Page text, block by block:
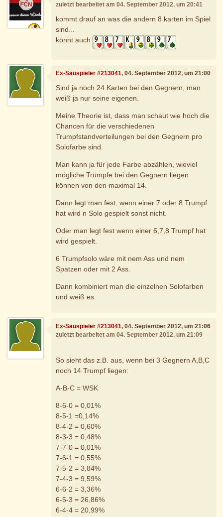
zuletzt bearbeitet am 04. September 2012, um 20:41
kommt drauf an was die andern 8 karten im Spiel
sind...
könnt auch
Ex-Sauspieler #213041, 04. September 2012, um 21:00
Sind ja noch 24 Karten bei den Gegnern, man
weiß ja nur seine eigenen.
Meine Theorie ist, dass man schaut wie hoch die
Chancen für die verschiedenen
Trumpfstandverteilungen bei den Gegnern pro
Solofarbe sind.
Man kann ja für jede Farbe abzählen, wieviel
mögliche Trümpfe bei den Gegnern liegen
können von den maximal 14.
Dann legt man fest, wenn einer 7 oder 8 Trumpf
hat wird n Solo gespielt sonst nicht.
Oder man legt fest wenn einer 6,7,8 Trumpf hat
wird gespielt.
6 Trumpfsolo wäre mit nem Ass und nem
Spatzen oder mit 2 Ass.
Dann kombiniert man die einzelnen Solofarben
und weiß es.
Ex-Sauspieler #213041, 04. September 2012, um 21:06
zuletzt bearbeitet am 04. September 2012, um 21:09
So sieht das z.B. aus, wenn bei 3 Gegnern A,B,C
noch 14 Trumpf liegen:
A-B-C = WSK
8-6-0 = 0,01%
8-5-1 =0,14%
8-4-2 = 0,60%
8-3-3 = 0,48%
7-7-0 = 0,01%
7-6-1 = 0,55%
7-5-2 = 3,84%
7-4-3 = 9,59%
6-6-2 = 3,36%
6-5-3 = 26,86%
6-4-4 = 20,99%